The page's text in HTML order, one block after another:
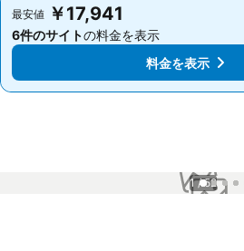
最安値 ￥17,941
6件のサイトの料金を表示
料金を表示
最安値 ￥17,941
6件のサイトの料金を表示
料金を表示
1 / 52